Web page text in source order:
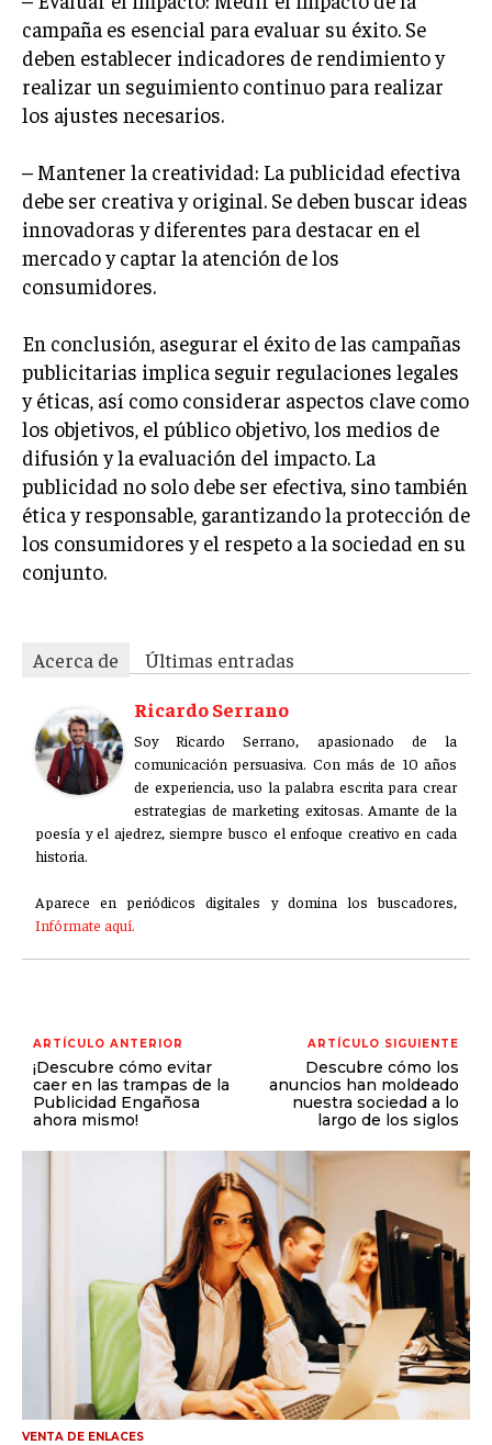
ÉTICA EMPRESARIAL Y RESPONSABILIDAD
SOCIAL
BLOG
Acerca de Últimas entradas
Ricardo Serrano
Soy Ricardo Serrano, apasionado de la
comunicación persuasiva. Con más de 10 años de
estrategias de marketing exitosas. Amante de la
poesía y el ajedrez, siempre busco el enfoque creativo en cada
historia.
Aparece en periódicos digitales y domina los buscadores,
Infórmate aquí.
campaña es esencial para evaluar su éxito. Se
deben establecer indicadores de rendimiento y
realizar un seguimiento continuo para realizar
los ajustes necesarios.
– Mantener la creatividad: La publicidad efectiva
debe ser creativa y original. Se deben buscar ideas
innovadoras y diferentes para destacar en el
mercado y captar la atención de los
consumidores.
En conclusión, asegurar el éxito de las campañas
publicitarias implica seguir regulaciones legales
y éticas, así como considerar aspectos clave como
los objetivos, el público objetivo, los medios de
difusión y la evaluación del impacto. La
publicidad no solo debe ser efectiva, sino también
ética y responsable, garantizando la protección de
los consumidores y el respeto a la sociedad en su
conjunto.
Acerca de
Últimas entradas
Ricardo Serrano
Soy Ricardo Serrano, apasionado de la
comunicación persuasiva. Con más de 10 años
de experiencia, uso la palabra escrita para crear
estrategias de marketing exitosas. Amante de la
poesía y el ajedrez, siempre busco el enfoque creativo en cada
historia.
Aparece en periódicos digitales y domina los buscadores,
Infórmate aquí.
ARTÍCULO ANTERIOR
¡Descubre cómo evitar
caer en las trampas de la
Publicidad Engañosa
ahora mismo!
ARTÍCULO SIGUIENTE
Descubre cómo los
anuncios han moldeado
nuestra sociedad a lo
largo de los siglos
VENTA DE ENLACES